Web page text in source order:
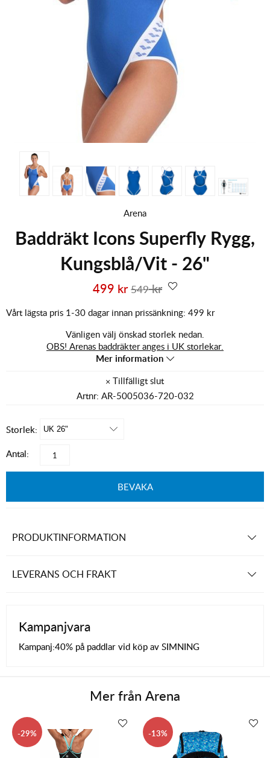
Arena
Baddräkt Icons Superfly Rygg,
Kungsblå/Vit - 26"
549kr
499 kr
Vårt lägsta pris 1-30 dagar innan prissänkning: 499 kr
Vänligen välj önskad storlek nedan.
OBS! Arenas baddräkter anges i UK storlekar.
Mer information
Artnr: AR-5005036-720-032
Storlek:
Antal:
BEVAKA
PRODUKTINFORMATION
LEVERANS OCH FRAKT
Kampanjvara
Kampanj:40% på paddlar vid köp av SIMNING
Mer från Arena
29 13